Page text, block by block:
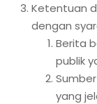
Ketentuan
dengan
Berita
publik
yang